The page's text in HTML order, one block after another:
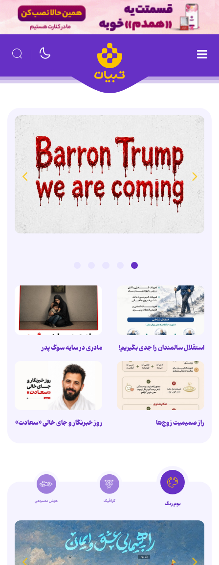
استقلال سالمندان را جدی بگیریم! مادری در سایه سوگ پدر
راز صمیمیت زوج‌ها روز خبرنگار و جای خالی «سعادت»
بوم رنگ گرافیک هوش مصنوعی